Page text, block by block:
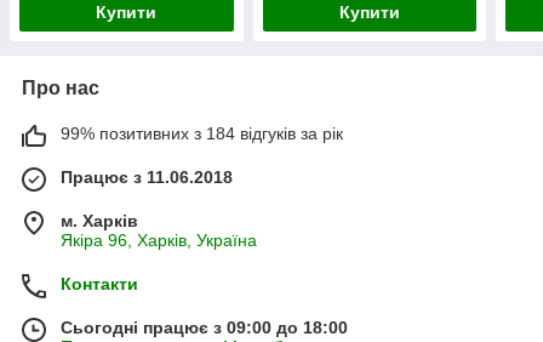
Купити Купити
Про нас
99% позитивних з 184 відгуків за рік
Працює з 11.06.2018
м. Харків
Якіра 96, Харків, Україна
Контакти
Сьогодні працює з 09:00 до 18:00